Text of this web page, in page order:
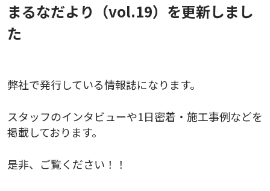
まるなだより（vol.19）を更新しまし
た
弊社で発行している情報誌になります。
スタッフのインタビューや1日密着・施工事例などを
掲載しております。
是非、ご覧ください！！